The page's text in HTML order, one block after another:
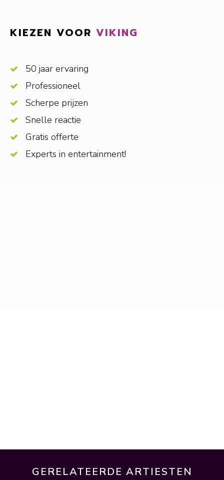
KIEZEN VOOR VIKING
50 jaar ervaring
Professioneel
Scherpe prijzen
Snelle reactie
Gratis offerte
Experts in entertainment!
GERELATEERDE ARTIESTEN